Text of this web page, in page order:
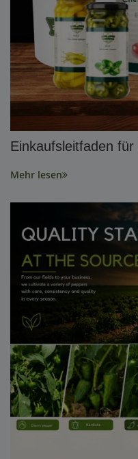
Einkaufsleitfaden
Mehr lesen